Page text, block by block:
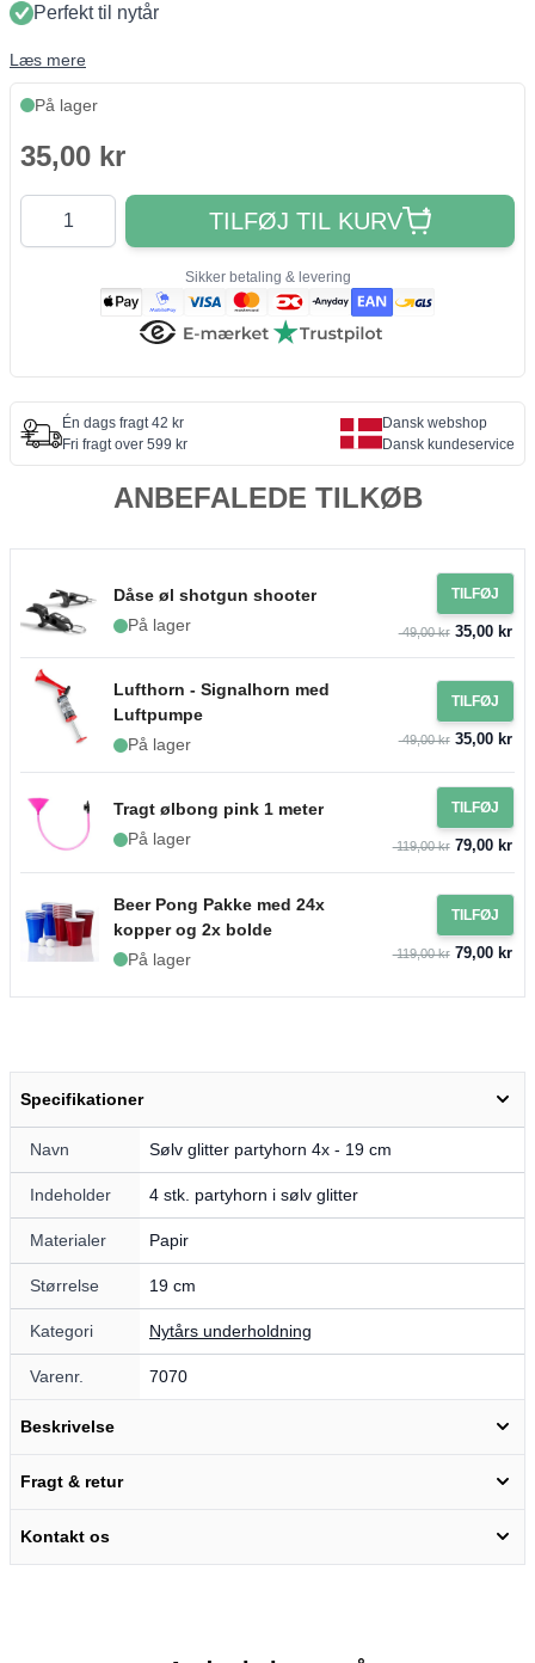
Perfekt til nytår
Læs mere
På lager
35,00 kr
Antal
TILFØJ TIL KURV
Sikker betaling & levering
Én dags fragt 42 kr
Fri fragt over 599 kr
Dansk webshop
Dansk kundeservice
ANBEFALEDE TILKØB
Dåse øl shotgun shooter
På lager
TILFØJ
49,00 kr35,00 kr
Lufthorn - Signalhorn med
Luftpumpe
På lager
TILFØJ
49,00 kr35,00 kr
Tragt ølbong pink 1 meter
På lager
TILFØJ
119,00 kr79,00 kr
Beer Pong Pakke med 24x
kopper og 2x bolde
På lager
TILFØJ
119,00 kr79,00 kr
Specifikationer
Navn Sølv glitter partyhorn 4x - 19 cm
Indeholder 4 stk. partyhorn i sølv glitter
Materialer Papir
Størrelse 19 cm
Kategori Nytårs underholdning
Varenr. 7070
Beskrivelse
Fragt & retur
Kontakt os